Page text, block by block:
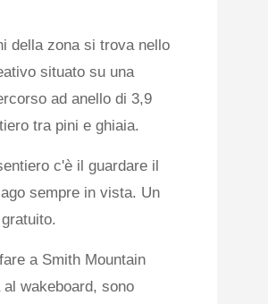
della zona si trova nello
situato su una
ad anello di 3,9
tra pini e ghiaia.
c'è il guardare il
sempre in vista. Un
a Smith Mountain
wakeboard, sono